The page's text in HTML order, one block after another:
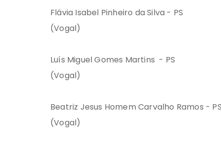
Flávia Isabel Pinheiro da Silva - PS
(Vogal)
Luís Miguel Gomes Martins - PS
(Vogal)
Beatriz Jesus Homem Carvalho Ramos -
(Vogal)